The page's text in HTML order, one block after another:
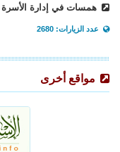
همسات في إدارة الأسرة
عدد الزيارات: 2680
مواقع أخرى